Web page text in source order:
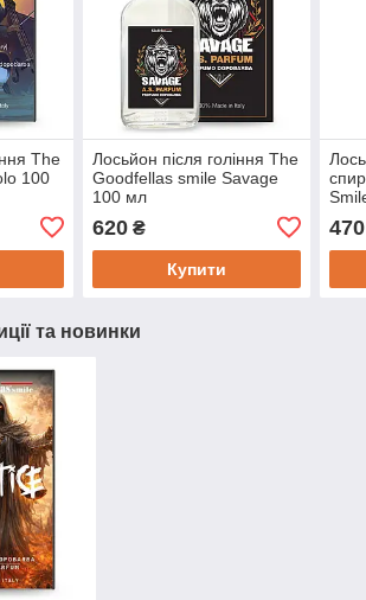
The
100
Лосьйон після гоління The
Goodfellas smile Savage
100 мл
620₴
Купити
470
та новинки